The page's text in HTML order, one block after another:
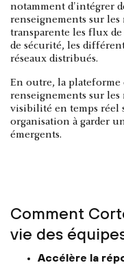
notamment d'intégrer
renseignements sur les
transparente les flux
de sécurité, les
réseaux distribués.
En outre, la plateforme
renseignements sur
visibilité en temps réel
organisation à garder
émergents.
Comment
vie des
Accélère la